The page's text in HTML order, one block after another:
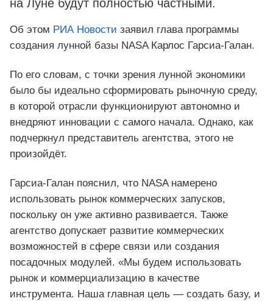
на Луне будут полностью частными.
Об этом РИА Новости заявил глава программы
создания лунной базы NASA Карлос Гарсиа-Галан.
По его словам, с точки зрения лунной экономики
было бы идеально сформировать рыночную среду,
в которой отрасли функционируют автономно и
внедряют инновации с самого начала. Однако, как
подчеркнул представитель агентства, этого не
произойдёт.
Гарсиа-Галан пояснил, что NASA намерено
использовать рынок коммерческих запусков,
поскольку он уже активно развивается. Также
агентство допускает развитие коммерческих
возможностей в сфере связи или создания
посадочных модулей. «Мы будем использовать
рынок и коммерциализацию в качестве
инструмента. Наша главная цель — создать базу, и